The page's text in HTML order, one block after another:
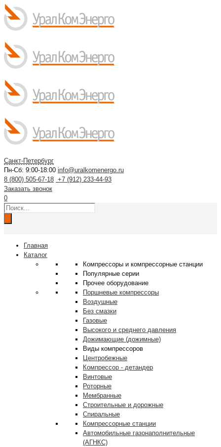
Санкт-Петербург
Пн-Сб: 9:00-18:00 info@uralkomenergo.ru
8 (800) 505-67-18 +7 (912) 233-44-93
Заказать звонок
0
Поиск
Главная
Каталог
Компрессоры и компрессорные станции
Популярные серии
Прочее оборудование
Поршневые компрессоры
Воздушные
Без смазки
Газовые
Высокого и среднего давления
Дожимающие (дожимные)
Виды компрессоров
Центробежные
Компрессор - детандер
Винтовые
Роторные
Мембранные
Строительные и дорожные
Спиральные
Компрессорные станции
Автомобильные газонаполнительные
(АГНКС)